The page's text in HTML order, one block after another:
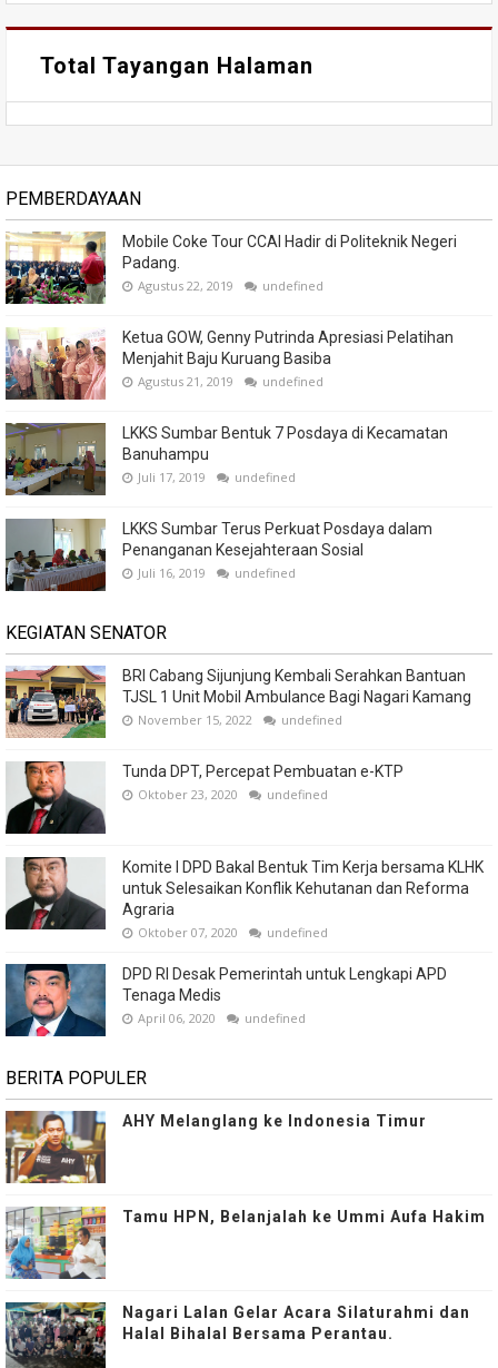
Total Tayangan Halaman
PEMBERDAYAAN
Mobile Coke Tour CCAI Hadir di Politeknik Negeri
Padang.
Agustus 22, 2019 undefined
Ketua GOW, Genny Putrinda Apresiasi Pelatihan
Menjahit Baju Kuruang Basiba
Agustus 21, 2019 undefined
LKKS Sumbar Bentuk 7 Posdaya di Kecamatan
Banuhampu
Juli 17, 2019 undefined
LKKS Sumbar Terus Perkuat Posdaya dalam
Penanganan Kesejahteraan Sosial
Juli 16, 2019 undefined
KEGIATAN SENATOR
BRI Cabang Sijunjung Kembali Serahkan Bantuan
TJSL 1 Unit Mobil Ambulance Bagi Nagari Kamang
November 15, 2022 undefined
Tunda DPT, Percepat Pembuatan e-KTP
Oktober 23, 2020 undefined
Komite I DPD Bakal Bentuk Tim Kerja bersama KLHK
untuk Selesaikan Konflik Kehutanan dan Reforma
Agraria
Oktober 07, 2020 undefined
DPD RI Desak Pemerintah untuk Lengkapi APD
Tenaga Medis
April 06, 2020 undefined
BERITA POPULER
AHY Melanglang ke Indonesia Timur
Tamu HPN, Belanjalah ke Ummi Aufa Hakim
Nagari Lalan Gelar Acara Silaturahmi dan
Halal Bihalal Bersama Perantau.